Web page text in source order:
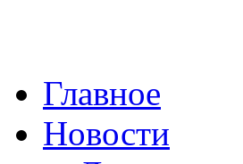
Главное
Новости